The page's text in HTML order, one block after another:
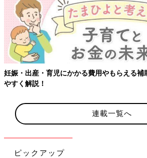
妊娠・出産・育児にかかる費用やもらえる補
やすく解説！
連載一覧へ
ピックアップ